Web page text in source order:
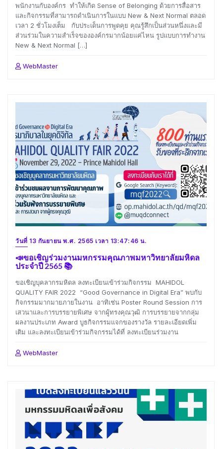
พนักงานกับองค์กร ทำให้เกิด Sense of Belonging ด้วยการสื่อสาร
และกิจกรรมที่สามารถดำเนินการในแบบ New & Next Normal ตลอด
เวลา 2 ชั่วโมงเต็ม กับประเด็นการพูดคุย คุณรู้สึกเป็นส่วนหนึ่งและมี
ส่วนร่วมในความสำเร็จขององค์กรมากน้อยแค่ไหน รูปแบบการทำงาน
New & Next Normal […]
WebMaster
วันที่ 13 กันยายน พ.ศ. 2565 เวลา 13:47:46 น.
📣ขอเชิญร่วมงานมหกรรมคุณภาพมหาวิทยาลัยมหิดล
ประจำปี 2565 📚
ขอเชิญบุคลากรมหิดล ลงทะเบียนเข้าร่วมกิจกรรม MAHIDOL
QUALITY FAIR 2022 “Good Governance in Digital Era” พบกับ
กิจกรรมมากมายภายในงาน อาทิเช่น Poster Round Session การ
เสวนาและการบรรยายพิเศษ จากผู้ทรงคุณวุฒิ การบรรยายจากกลุ่ม
ผลงานประเภท Award บูธกิจกรรมแจกของรางวัล รายละเอียดเพิ่ม
เติม และลงทะเบียนเข้าร่วมกิจกรรมได้ที่ ลงทะเบียนร่วมงาน
WebMaster